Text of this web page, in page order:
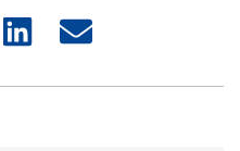
Share
Share